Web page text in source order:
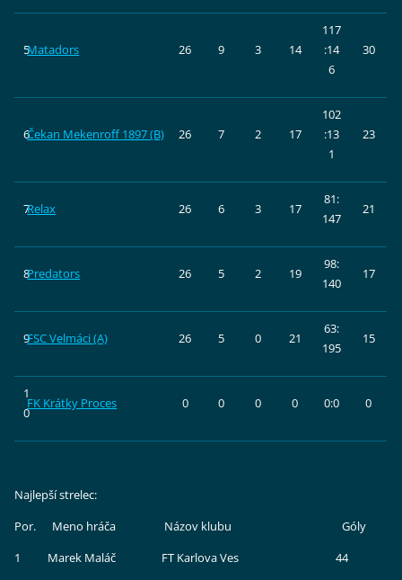
5Matadors 26 9 3 14
117
:14
6
30
6Čekan Mekenroff 1897 (B) 26 7 2 17
102
:13
1
23
7Relax 26 6 3 17
81:
147
21
8Predators 26 5 2 19
98:
140
17
9FSC Velmáci (A) 26 5 0 21
63:
195
15
1
0
FK Krátky Proces 0 0 0 0 0:0 0
Najlepší strelec:
Por. Meno hráča Názov klubu Góly
1 Marek Maláč FT Karlova Ves 44